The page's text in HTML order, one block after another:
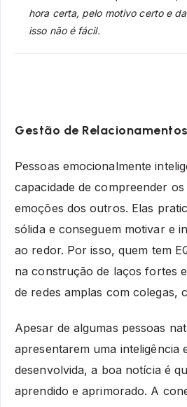
hora certa, pelo motivo certo e
isso não é fácil.
Gestão de
Pessoas emocionalmente
capacidade de compreender
emoções dos outros. Elas
sólida e conseguem motivar e
ao redor. Por isso, quem tem
na construção de laços fortes
de redes amplas com colegas,
Apesar de algumas pessoas
apresentarem uma inteligência
desenvolvida, a boa notícia é
aprendido e aprimorado. A